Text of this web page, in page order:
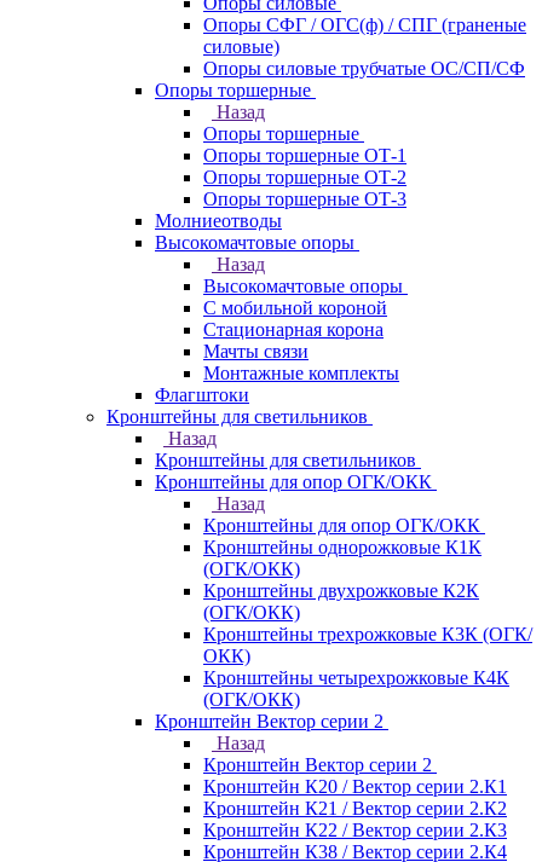
Опоры СФГ / ОГС(ф) / СПГ (граненые
силовые)
Опоры силовые трубчатые ОС/СП/СФ
Опоры торшерные
Назад
Опоры торшерные
Опоры торшерные ОТ-1
Опоры торшерные ОТ-2
Опоры торшерные ОТ-3
Молниеотводы
Высокомачтовые опоры
Назад
Высокомачтовые опоры
С мобильной короной
Стационарная корона
Мачты связи
Монтажные комплекты
Флагштоки
Кронштейны для светильников
Назад
Кронштейны для светильников
Кронштейны для опор ОГК/ОКК
Назад
Кронштейны для опор ОГК/ОКК
Кронштейны однорожковые К1К
(ОГК/ОКК)
Кронштейны двухрожковые К2К
(ОГК/ОКК)
Кронштейны трехрожковые К3К (ОГК/
ОКК)
Кронштейны четырехрожковые К4К
(ОГК/ОКК)
Кронштейн Вектор серии 2
Назад
Кронштейн Вектор серии 2
Кронштейн К20 / Вектор серии 2.К1
Кронштейн К21 / Вектор серии 2.К2
Кронштейн К22 / Вектор серии 2.К3
Кронштейн К38 / Вектор серии 2.К4